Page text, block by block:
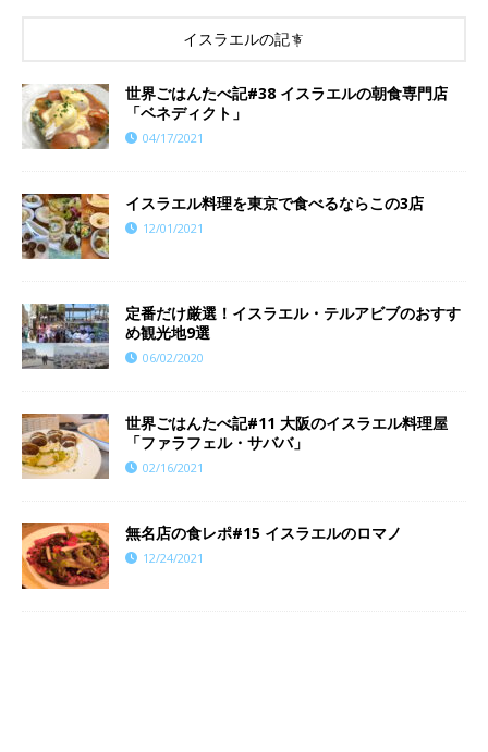
イスラエルの記事
世界ごはんたべ記#38 イスラエルの朝食専門店
「ベネディクト」
04/17/2021
イスラエル料理を東京で食べるならこの3店
12/01/2021
定番だけ厳選！イスラエル・テルアビブのおすす
め観光地9選
06/02/2020
世界ごはんたべ記#11 大阪のイスラエル料理屋
「ファラフェル・サババ」
02/16/2021
​​無名店の食レポ#15 イスラエルのロマノ
12/24/2021